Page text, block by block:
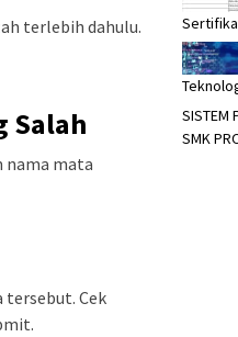
terlebih dahulu.
Salah
nama mata
tersebut. Cek
SISTEM
SMK